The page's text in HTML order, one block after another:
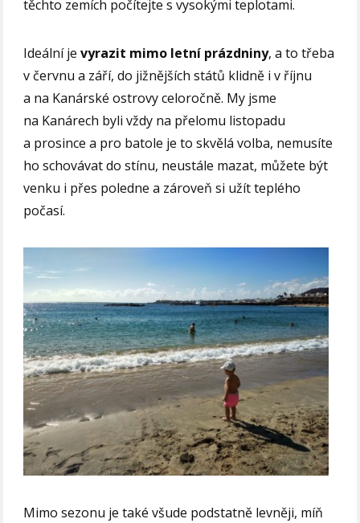
těchto zemích počítejte s vysokými teplotami.
Ideální jevyrazit mimo letní prázdniny, a to třeba
v červnu a září, do jižnějších států klidně i v říjnu
a na Kanárské ostrovy celoročně. My jsme
na Kanárech byli vždy na přelomu listopadu
a prosince a pro batole je to skvělá volba, nemusíte
ho schovávat do stínu, neustále mazat, můžete být
venku i přes poledne a zároveň si užít teplého
počasí.
Mimo sezonu je také všude podstatně levněji, míň